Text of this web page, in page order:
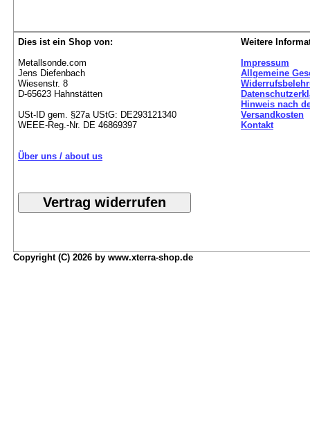
Dies ist ein Shop von:
Metallsonde.com
Jens Diefenbach
Wiesenstr. 8
D-65623 Hahnstätten
USt-ID gem. §27a UStG: DE293121340
WEEE-Reg.-Nr. DE 46869397
Über uns / about us
Weitere
Impressum
Allgemeine
Hinweis nach
Versandkosten
Kontakt
Copyright (C) 2026 by www.xterra-shop.de